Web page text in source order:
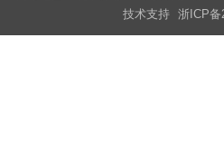
技术支持 浙ICP备